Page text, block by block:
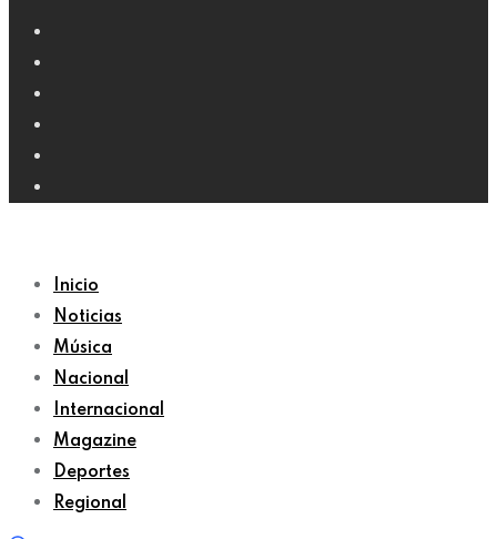
Inicio
Noticias
Música
Nacional
Internacional
Magazine
Deportes
Regional